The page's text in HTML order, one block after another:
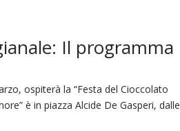
Il programma
ospiterà la “Festa del Cioccolato
è in piazza Alcide De Gasperi, dalle